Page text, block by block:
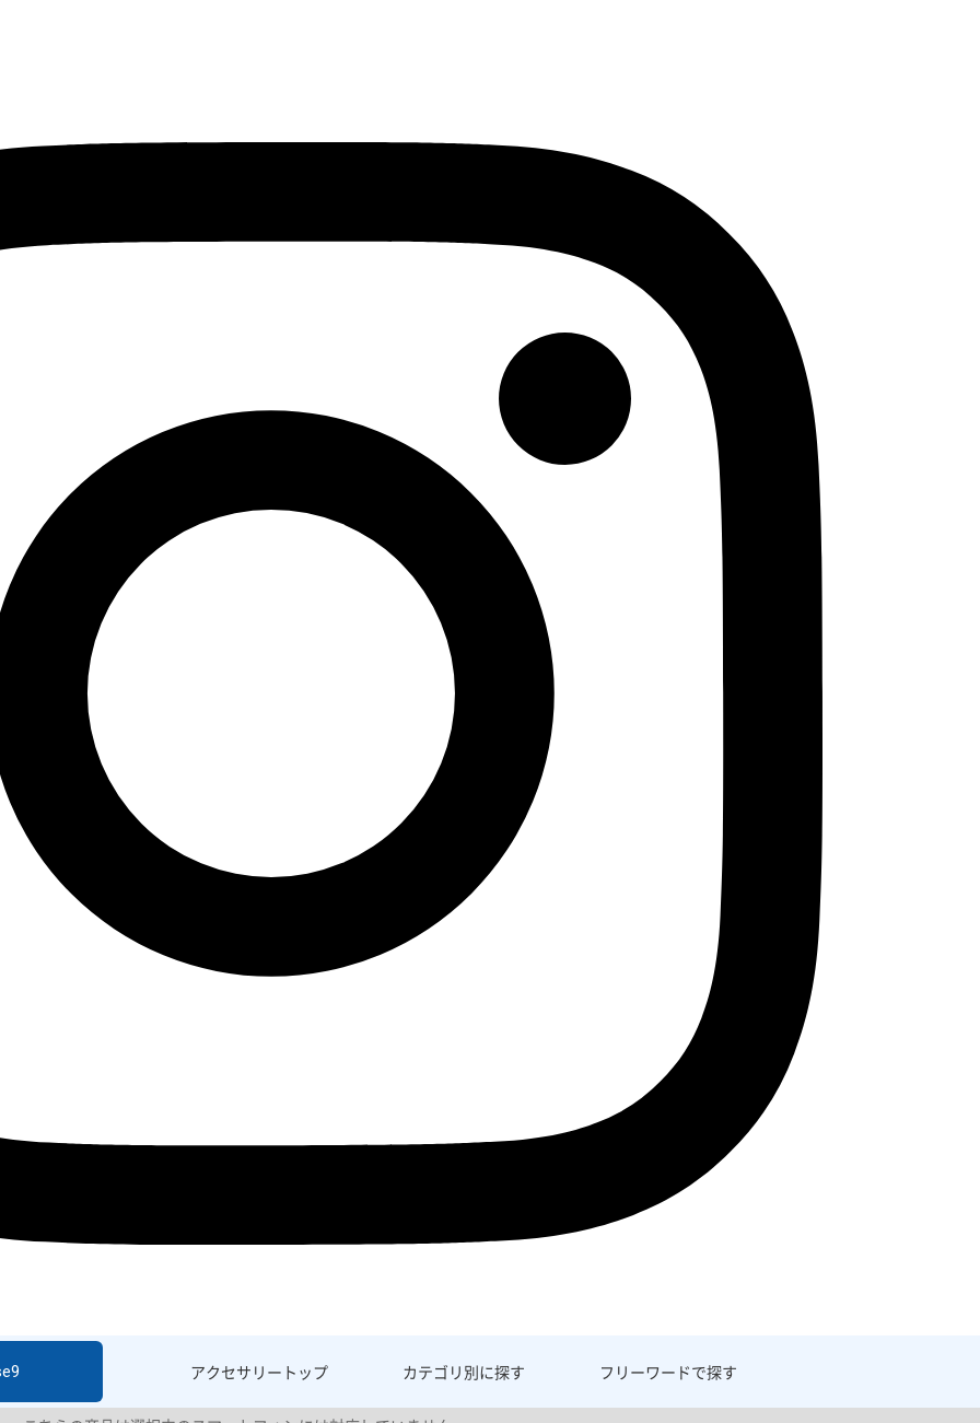
アクセサリー トップ カテゴリ別に探す フリーワードで探す